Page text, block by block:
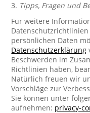
3. Tipps, Fragen und
Für weitere
persönlichen Daten
Datenschutzerklärung
Beschwerden im
Richtlinien haben,
Natürlich freuen wir
Vorschläge zur
Sie können unter
aufnehmen: privacy-